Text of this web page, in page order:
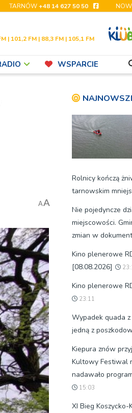
TARNÓW+48 14 627 50 50
| 101,2 FM | 88,3 FM | 105,1 FM
WSPARCIE
AA
Rolnicy kończą
tarnowskim
Nie pojedyncze
miejscowości.
zmian w
Kino plenerowe
[08.08.2026]
Kino plenerowe
23:11
Wypadek quada z
jedną z
Kiepura znów
Kultowy Festiwal
nadawało
15:03
XI Bieg Koszycko-